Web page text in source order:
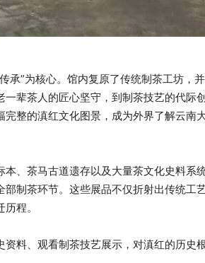
承”为核心。馆内复原了传统制茶工坊，
辈茶人的匠心坚守，到制茶技艺的代际
整的滇红文化图景，成为外界了解云南
、茶马古道遗存以及大量茶文化史料系
制茶环节。这些展品不仅折射出传统工
程。
料、观看制茶技艺展示，对滇红的历史